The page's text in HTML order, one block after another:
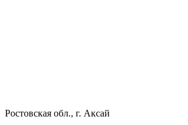
Ростовская обл., г. Аксай